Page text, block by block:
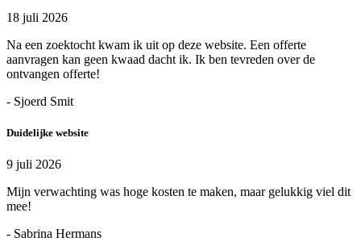
18 juli 2026
Na een zoektocht kwam ik uit op deze website. Een offerte
aanvragen kan geen kwaad dacht ik. Ik ben tevreden over de
ontvangen offerte!
- Sjoerd Smit
Duidelijke website
9 juli 2026
Mijn verwachting was hoge kosten te maken, maar gelukkig viel dit
mee!
- Sabrina Hermans